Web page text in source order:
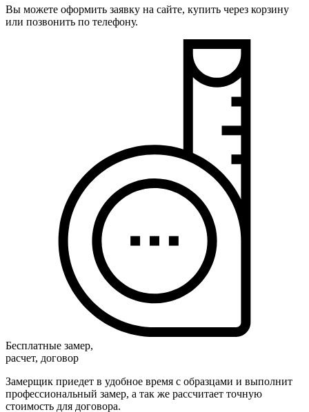
Вы можете оформить заявку на сайте, купить через корзину
или позвонить по телефону.
Бесплатные замер,
расчет, договор
Замерщик приедет в удобное время с образцами и выполнит
профессиональный замер, а так же рассчитает точную
стоимость для договора.